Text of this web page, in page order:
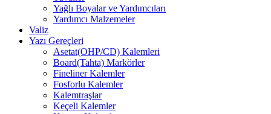
Yağlı Boyalar ve Yardımcıları
Yardımcı Malzemeler
Valiz
Yazı Gereçleri
Asetat(OHP/CD) Kalemleri
Board(Tahta) Markörler
Fineliner Kalemler
Fosforlu Kalemler
Kalemtraşlar
Keçeli Kalemler